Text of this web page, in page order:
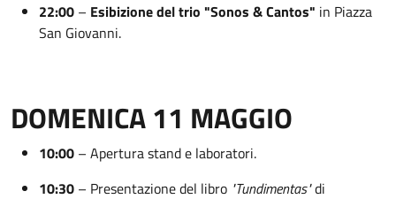
22:00 – Esibizione del trio "Sonos & Cantos" in Piazza
San Giovanni.
DOMENICA 11 MAGGIO
10:00 – Apertura stand e laboratori.
10:30 – Presentazione del libro "Tundimentas"di